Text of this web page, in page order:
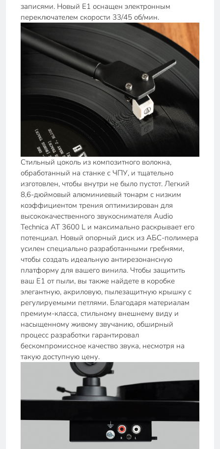
записями. Новый E1 оснащен электронным
переключателем скорости 33/45 об/мин.
Стильный цоколь из композитного волокна,
обработанный на станке с ЧПУ, и тщательно
изготовлен, чтобы внутри не было пустот. Легкий
8,6-дюймовый алюминиевый тонарм с низким
коэффициентом трения оптимизирован для
высококачественного звукоснимателя Audio
Technica AT 3600 L и максимально раскрывает его
потенциал. Новый опорный диск из АБС-полимера
усилен специально разработанными гребнями,
чтобы создать идеальную антирезонансную
платформу для вашего винила. Чтобы защитить
ваш E1 от пыли, вы также найдете в коробке
элегантную, акриловую, пылезащитную крышку с
регулируемыми петлями. Благодаря материалам
премиум-класса, стильному внешнему виду и
насыщенному живому звучанию, обширный
процесс разработки гарантировал
бескомпромиссное качество звука, несмотря на
такую доступную цену.